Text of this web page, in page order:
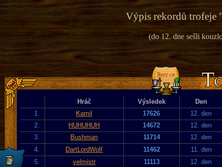
Výpis rekordů trofeje
(do 12. dne sešli
Hráč Výsledek
Den
1.
Kamil 17626
12. den
2.
HUHUHUH 14672
12. den
3.
Bushman 11714
12. den
4.
DartLordWolf 11462
11. den
5.
velmistr 11113
12. den